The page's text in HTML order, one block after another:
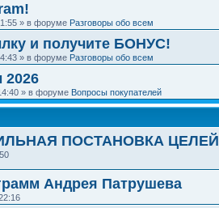
» в форуме Разговоры обо всем
и получите БОНУС!
» в форуме Разговоры обо всем
2026
» в форуме Вопросы покупателей
ПОСТАНОВКА ЦЕЛЕЙ
Андрея Патрушева